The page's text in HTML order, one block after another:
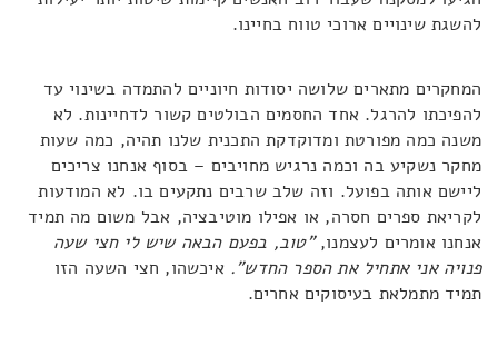
להשגת שינויים ארוכי טווח בחיינו.
המחקרים מתארים שלושה יסודות חיוניים להתמדה בשינוי עד
להפיכתו להרגל. אחד החסמים הבולטים קשור לדחיינות. לא
משנה כמה מפורטת ומדוקדקת התכנית שלנו תהיה, כמה שעות
מחקר נשקיע בה וכמה נרגיש מחויבים – בסוף אנחנו צריכים
ליישם אותה בפועל. וזה שלב שרבים נתקעים בו. לא המודעות
לקריאת ספרים חסרה, או אפילו מוטיבציה, אבל משום מה תמיד
אנחנו אומרים לעצמנו,"טוב, בפעם הבאה שיש לי חצי שעה
פנויה אני אתחיל את הספר החדש". איכשהו, חצי השעה הזו
תמיד מתמלאת בעיסוקים אחרים.